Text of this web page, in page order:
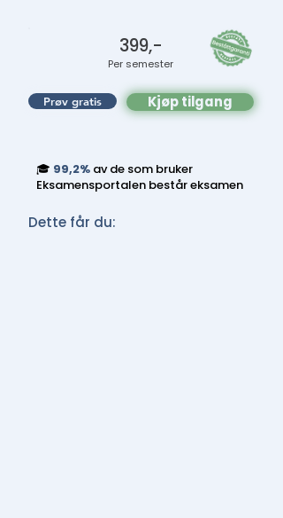
399,-
Per semester
Prøv gratis Kjøp tilgang
🎓 99,2% av de som bruker
Eksamensportalen består eksamen
Dette får du: